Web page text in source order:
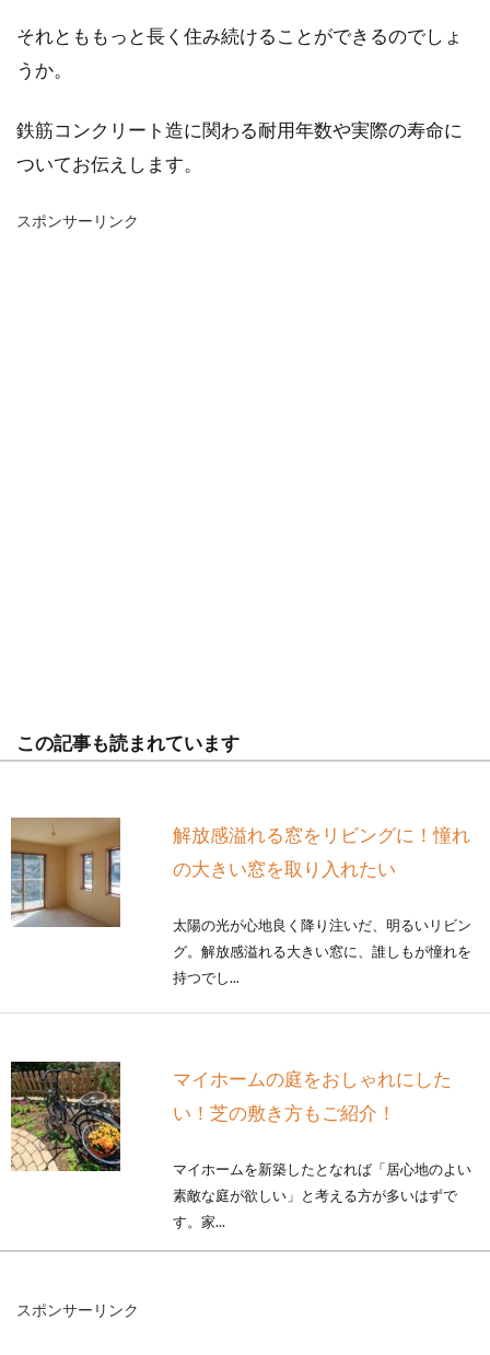
それとももっと長く住み続けることができるのでしょ
うか。
鉄筋コンクリート造に関わる耐用年数や実際の寿命に
ついてお伝えします。
スポンサーリンク
この記事も読まれています
解放感溢れる窓をリビングに！憧れ
の大きい窓を取り入れたい
太陽の光が心地良く降り注いだ、明るいリビン
グ。解放感溢れる大きい窓に、誰しもが憧れを
持つでし...
マイホームの庭をおしゃれにした
い！芝の敷き方もご紹介！
マイホームを新築したとなれば「居心地のよい
素敵な庭が欲しい」と考える方が多いはずで
す。家...
スポンサーリンク